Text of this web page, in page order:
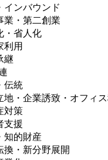
インバウンド
業・第二創業
・省人化
利用
継
伝統
地・企業誘致・オフィ
対策
支援
知的財産
換・新分野展開